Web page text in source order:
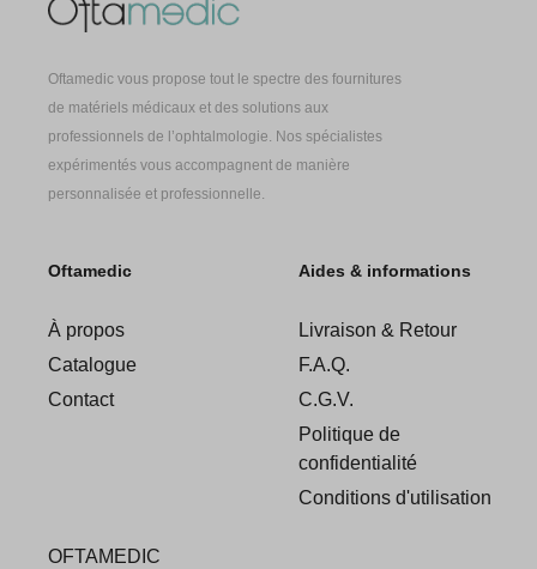
Oftamedic vous propose tout le spectre des fournitures
de matériels médicaux et des solutions aux
professionnels de l’ophtalmologie. Nos spécialistes
expérimentés vous accompagnent de manière
personnalisée et professionnelle.
Oftamedic
À propos
Catalogue
Contact
Aides & informations
Livraison & Retour
F.A.Q.
C.G.V.
Politique de
confidentialité
Conditions d'utilisation
OFTAMEDIC